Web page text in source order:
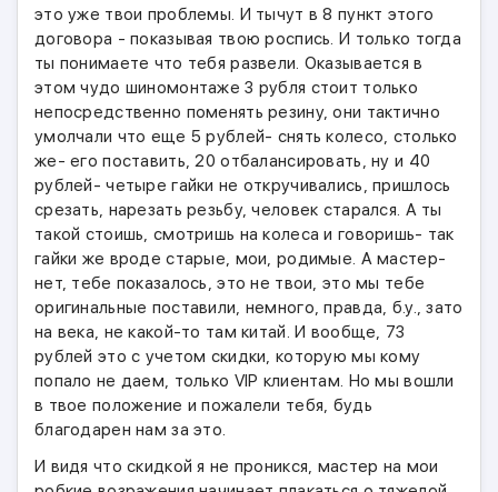
это уже твои проблемы. И тычут в 8 пункт этого
договора - показывая твою роспись. И только тогда
ты понимаете что тебя развели. Оказывается в
этом чудо шиномонтаже 3 рубля стоит только
непосредственно поменять резину, они тактично
умолчали что еще 5 рублей- снять колесо, столько
же- его поставить, 20 отбалансировать, ну и 40
рублей- четыре гайки не откручивались, пришлось
срезать, нарезать резьбу, человек старался. А ты
такой стоишь, смотришь на колеса и говоришь- так
гайки же вроде старые, мои, родимые. А мастер-
нет, тебе показалось, это не твои, это мы тебе
оригинальные поставили, немного, правда, б.у., зато
на века, не какой-то там китай. И вообще, 73
рублей это с учетом скидки, которую мы кому
попало не даем, только VIP клиентам. Но мы вошли
в твое положение и пожалели тебя, будь
благодарен нам за это.
И видя что скидкой я не проникся, мастер на мои